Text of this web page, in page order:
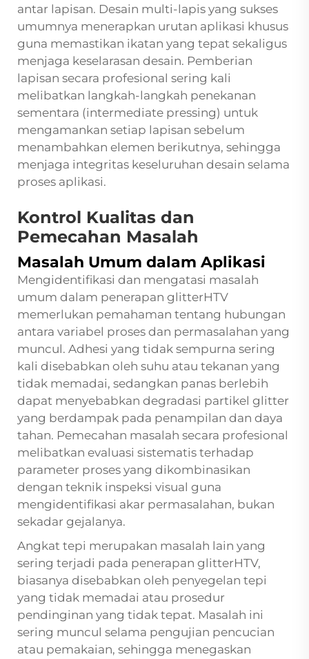
antar lapisan. Desain multi-lapis yang sukses
umumnya menerapkan urutan aplikasi khusus
guna memastikan ikatan yang tepat sekaligus
menjaga keselarasan desain. Pemberian
lapisan secara profesional sering kali
melibatkan langkah-langkah penekanan
sementara (intermediate pressing) untuk
mengamankan setiap lapisan sebelum
menambahkan elemen berikutnya, sehingga
menjaga integritas keseluruhan desain selama
proses aplikasi.
Kontrol Kualitas dan
Pemecahan Masalah
Masalah Umum dalam Aplikasi
Mengidentifikasi dan mengatasi masalah
umum dalam penerapan glitterHTV
memerlukan pemahaman tentang hubungan
antara variabel proses dan permasalahan yang
muncul. Adhesi yang tidak sempurna sering
kali disebabkan oleh suhu atau tekanan yang
tidak memadai, sedangkan panas berlebih
dapat menyebabkan degradasi partikel glitter
yang berdampak pada penampilan dan daya
tahan. Pemecahan masalah secara profesional
melibatkan evaluasi sistematis terhadap
parameter proses yang dikombinasikan
dengan teknik inspeksi visual guna
mengidentifikasi akar permasalahan, bukan
sekadar gejalanya.
Angkat tepi merupakan masalah lain yang
sering terjadi pada penerapan glitterHTV,
biasanya disebabkan oleh penyegelan tepi
yang tidak memadai atau prosedur
pendinginan yang tidak tepat. Masalah ini
sering muncul selama pengujian pencucian
atau pemakaian, sehingga menegaskan